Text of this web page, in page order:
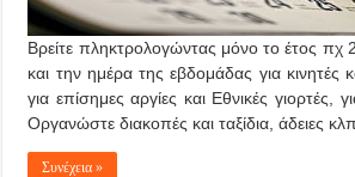
Βρείτε πληκτρολογώντας μόνο το έτος πχ
και την ημέρα της εβδομάδας για κινητές
για επίσημες αργίες και Εθνικές γιορτές,
Οργανώστε διακοπές και ταξίδια, άδειες κλπ
Συνέχεια »